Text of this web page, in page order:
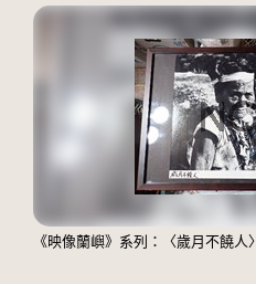
《映像蘭嶼》系列：〈歲月不饒人〉